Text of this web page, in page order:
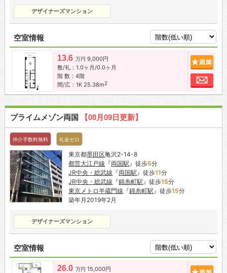
デザイナーズマンション
空室情報
13.6 万円 9,000円
敷/礼：1.0ヶ月/0.0ヶ月
階 数：4階
間/広：1K 25.38m2
お
プライムメゾン両国 【08月09日更新】
仲介手数料無料 礼金ゼロ
東京都墨田区亀沢2-14-8
都営大江戸線 『両国駅 』徒歩5分
JR中央・総武線 『両国駅 』徒歩11分
JR中央・総武線 『錦糸町駅 』徒歩15分
東京メトロ半蔵門線 『錦糸町駅 』徒歩15分
築年月2019年2月
デザイナーズマンション
空室情報
26.0 万円 15,000円